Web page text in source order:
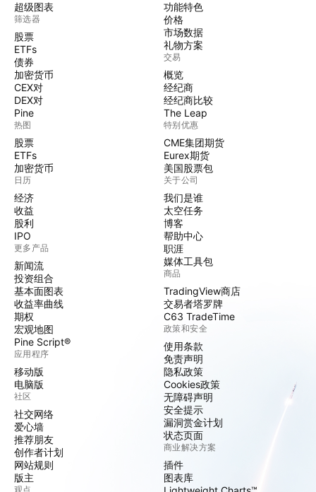
超级图表
筛选器
股票
ETFs
债券
加密货币
CEX对
DEX对
Pine
热图
股票
ETFs
加密货币
日历
经济
收益
股利
IPO
更多产品
新闻流
投资组合
基本面图表
收益率曲线
期权
宏观地图
Pine Script®
应用程序
移动版
电脑版
社区
社交网络
爱心墙
推荐朋友
创作者计划
网站规则
版主
观点
功能特色
价格
市场数据
礼物方案
交易
概览
经纪商
经纪商比较
The Leap
特别优惠
CME集团期货
Eurex期货
美国股票包
关于公司
我们是谁
太空任务
博客
帮助中心
职涯
媒体工具包
商品
TradingView商店
交易者塔罗牌
C63 TradeTime
政策和安全
使用条款
免责声明
隐私政策
Cookies政策
无障碍声明
安全提示
漏洞赏金计划
状态页面
商业解决方案
插件
图表库